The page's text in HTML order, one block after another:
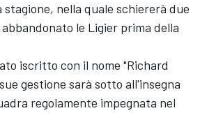
nella quale schiererà due
le Ligier prima della
iscritto con il nome "Richard
gestione sarà sotto all'insegna
regolamente impegnata nel